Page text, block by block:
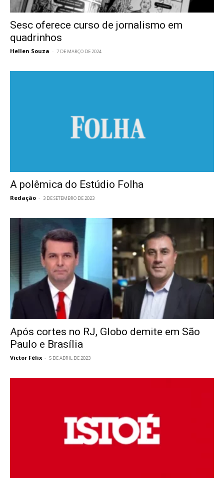
Sesc oferece curso de jornalismo em
quadrinhos
Hellen Souza - 7 DE MARÇO DE 2024
A polêmica do Estúdio Folha
Redação - 3 DE SETEMBRO DE 2023
Após cortes no RJ, Globo demite em São
Paulo e Brasília
Victor Félix - 5 DE ABRIL DE 2023